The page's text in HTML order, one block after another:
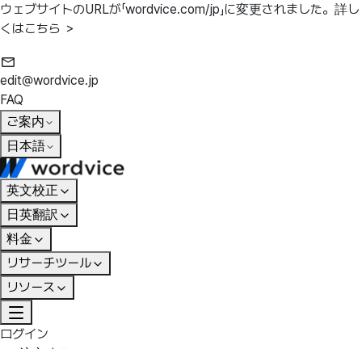
ウェブサイトのURLが「wordvice.com/jp」に変更されました。 詳し
くはこちら ＞
edit@wordvice.jp
FAQ
ご案内
日本語
英文校正
日英翻訳
料金
リサーチツール
リソース
ログイン